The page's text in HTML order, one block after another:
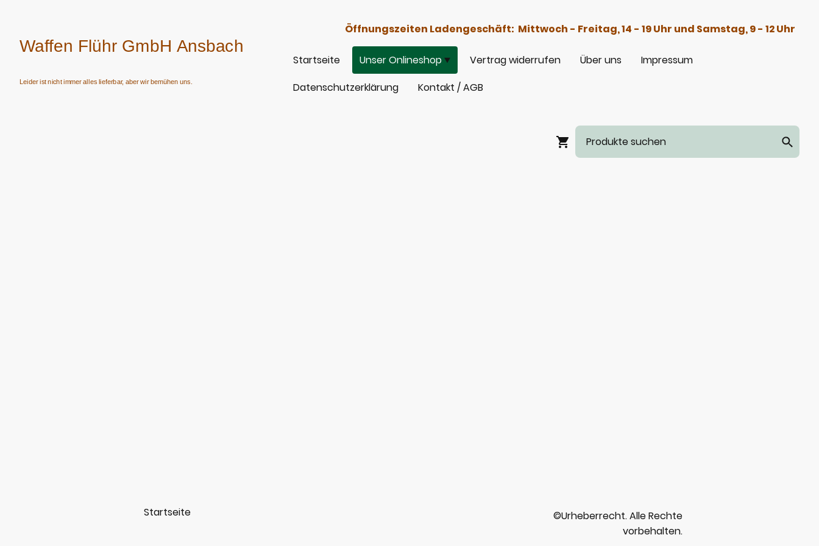
Waffen Flühr GmbH Ansbach
Leider ist nicht immer alles lieferbar, aber wir bemühen uns.
Öffnungszeiten Ladengeschäft: Mittwoch - Freitag, 14 - 19 Uhr und Samstag, 9 - 12 Uhr
Startseite Unser Onlineshop Vertrag widerrufen Über uns
Impressum
Datenschutzerklärung
Kontakt / AGB
Startseite
©Urheberrecht. Alle Rechte
vorbehalten.